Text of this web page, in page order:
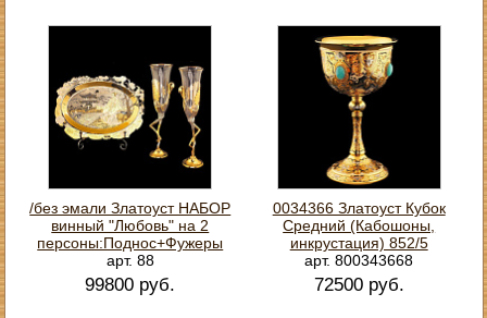
/без эмали Златоуст НАБОР
винный "Любовь" на 2
персоны:Поднос+Фужеры
арт. 88
99800 руб.
0034366 Златоуст Кубок
Средний (Кабошоны,
инкрустация) 852/5
арт. 800343668
72500 руб.